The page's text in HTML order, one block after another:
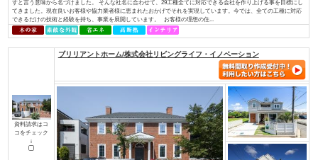
資料請求はコ
コをチェック